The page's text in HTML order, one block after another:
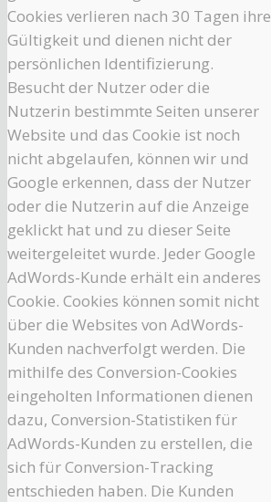
Cookies verlieren nach 30 Tagen ihre
Gültigkeit und dienen nicht der
persönlichen Identifizierung.
Besucht der Nutzer oder die
Nutzerin bestimmte Seiten unserer
Website und das Cookie ist noch
nicht abgelaufen, können wir und
Google erkennen, dass der Nutzer
oder die Nutzerin auf die Anzeige
geklickt hat und zu dieser Seite
weitergeleitet wurde. Jeder Google
AdWords-Kunde erhält ein anderes
Cookie. Cookies können somit nicht
über die Websites von AdWords-
Kunden nachverfolgt werden. Die
mithilfe des Conversion-Cookies
eingeholten Informationen dienen
dazu, Conversion-Statistiken für
AdWords-Kunden zu erstellen, die
sich für Conversion-Tracking
entschieden haben. Die Kunden